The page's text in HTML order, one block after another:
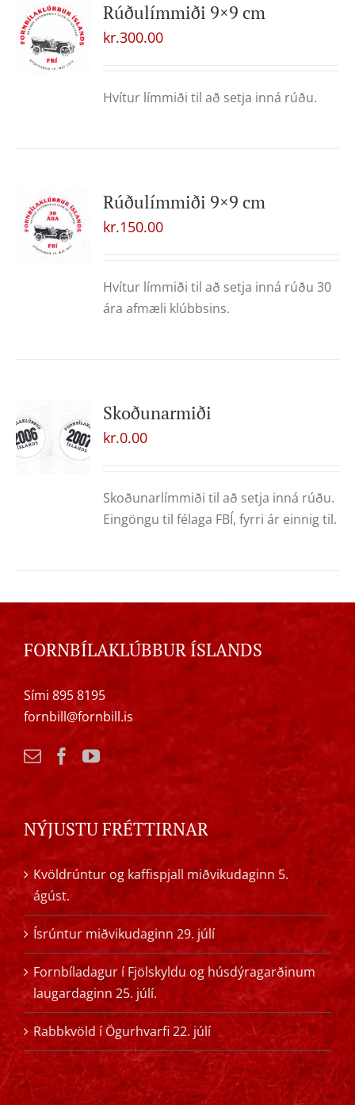
Rúðulímmiði 9×9 cm
kr.300.00
Hvítur límmiði til að setja inná rúðu.
Rúðulímmiði 9×9 cm
kr.150.00
Hvítur límmiði til að setja inná rúðu 30
ára afmæli klúbbsins.
Skoðunarmiði
kr.0.00
Skoðunarlímmiði til að setja inná rúðu.
Eingöngu til félaga FBÍ, fyrri ár einnig til.
FORNBÍLAKLÚBBUR ÍSLANDS
Sími 895 8195
fornbill@fornbill.is
NÝJUSTU FRÉTTIRNAR
Kvöldrúntur og kaffispjall miðvikudaginn 5.
ágúst.
Ísrúntur miðvikudaginn 29. júlí
Fornbíladagur í Fjölskyldu og húsdýragarðinum
laugardaginn 25. júlí.
Rabbkvöld í Ögurhvarfi 22. júlí